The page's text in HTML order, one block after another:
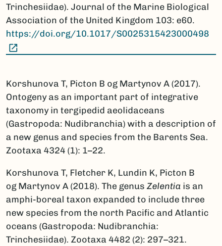
Trinchesiidae). Journal of the Marine Biological
Association of the United Kingdom 103: e60.
https://doi.org/10.1017/S0025315423000498
Korshunova T, Picton B og Martynov A (2017).
Ontogeny as an important part of integrative
taxonomy in tergipedid aeolidaceans
(Gastropoda: Nudibranchia) with a description of
a new genus and species from the Barents Sea.
Zootaxa 4324 (1): 1–22.
Korshunova T, Fletcher K, Lundin K, Picton B
og Martynov A (2018). The genus Zelentia is an
amphi-boreal taxon expanded to include three
new species from the north Pacific and Atlantic
oceans (Gastropoda: Nudibranchia:
Trinchesiidae). Zootaxa 4482 (2): 297–321.